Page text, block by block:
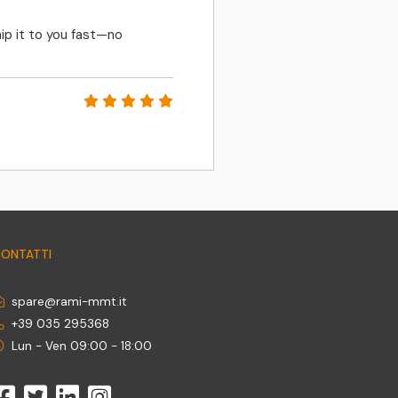
it to you fast—no
spare@rami-mmt.it
+39 035 295368
Lun - Ven 09:00 - 18:00